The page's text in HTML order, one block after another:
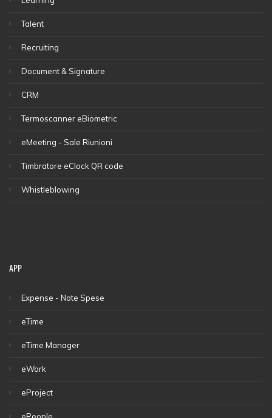
Talent
Recruiting
Document & Signature
CRM
Termoscanner eBiometric
eMeeting - Sale Riunioni
Timbratore eClock QR code
Whistleblowing
APP
Expense - Note Spese
eTime
eTime Manager
eWork
eProject
ePeople